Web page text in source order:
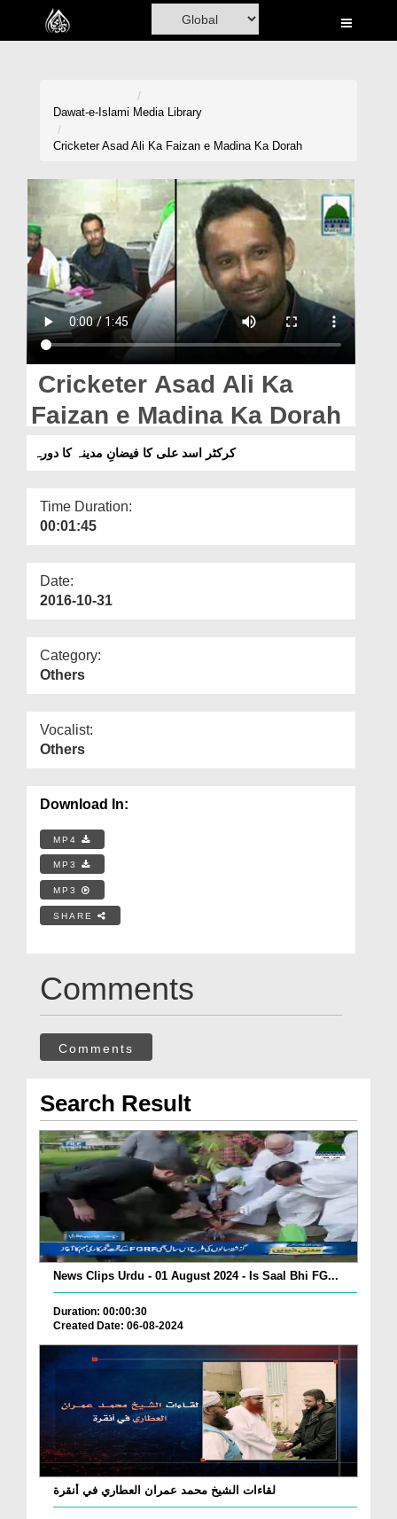
Home
Volunteer Portal
Rohani Ilaj
Donation
Magazine
Dawat-e-Islami Media Library
Cricketer Asad Ali Ka Faizan e Madina Ka Dorah
Cricketer Asad Ali Ka
Faizan e Madina Ka Dorah
کرکٹر اسد علی کا فیضانِ مدینہ کا دورہ
Time Duration:
00:01:45
Date:
2016-10-31
Category:
Others
Vocalist:
Others
Download In:
MP4
MP3
MP3
SHARE
Comments
Comments
Search Result
News Clips Urdu - 01 August 2024 - Is Saal Bhi FG...
Duration: 00:00:30
Created Date: 06-08-2024
لقاءات الشيخ محمد عمران العطاري في أنقرة